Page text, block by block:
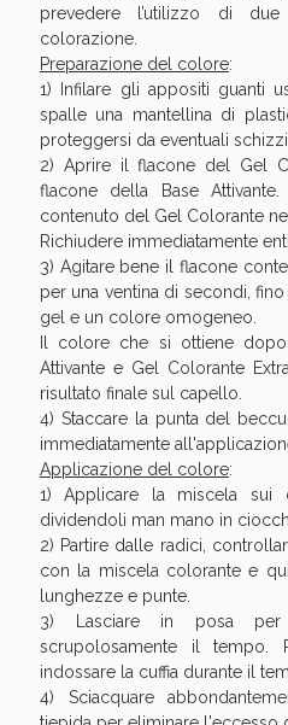
prevedere l’utilizzo di
colorazione.
Preparazione del colore:
1) Infilare gli appositi guanti
spalle una mantellina di
proteggersi da eventuali
2) Aprire il flacone del Gel
flacone della Base Attivante.
contenuto del Gel Colorante
Richiudere immediatamente
3) Agitare bene il flacone
per una ventina di secondi,
gel e un colore omogeneo.
Il colore che si ottiene
Attivante e Gel Colorante
risultato finale sul capello.
4) Staccare la punta del
immediatamente
Applicazione del colore:
1) Applicare la miscela sui
dividendoli man mano in
2) Partire dalle radici,
con la miscela colorante e
lunghezze e punte.
3) Lasciare in posa per
scrupolosamente il tempo.
indossare la cuffia durante il
4) Sciacquare
Scopri le